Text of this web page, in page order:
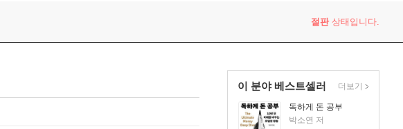
절판상태입니다.
이 분야 베스트셀러
독하게 돈 공부
박소연 저
더보기